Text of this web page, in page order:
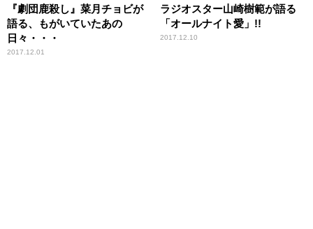
『劇団鹿殺し』菜月チョビが
語る、もがいていたあの
日々・・・
2017.12.01
ラジオスター山崎樹範が語る
「オールナイト愛」!!
2017.12.10